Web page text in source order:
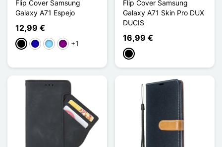
Flip Cover Samsung
Galaxy A71 Espejo
12,99 €
NegroAzul oscuro
Azul claro
Púrpura
+1
Flip Cover Samsung
Galaxy A71 Skin Pro DUX
DUCIS
16,99 €
Negro